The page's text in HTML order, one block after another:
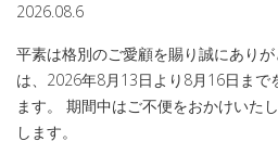
2026.08.6
平素は格別のご愛顧を賜り誠にあり
は、2026年8月13日より8月16日まで
ます。 期間中はご不便をおかけいた
します。